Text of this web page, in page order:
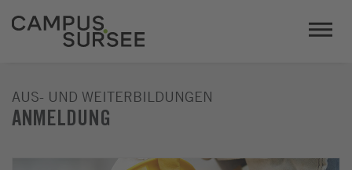
AUS- UND WEITERBILDUNGEN
ANMELDUNG